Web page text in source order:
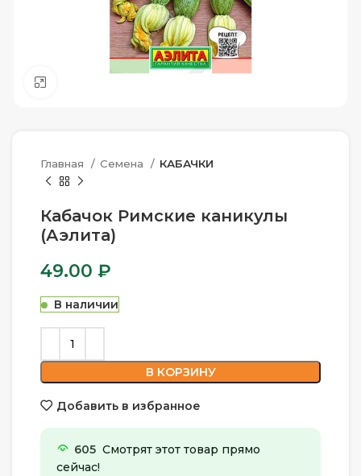
Главная Семена КАБАЧКИ
Кабачок Римские каникулы
(Аэлита)
49.00 ₽
В наличии
В КОРЗИНУ
Добавить в избранное
605 Смотрят этот товар прямо
сейчас!